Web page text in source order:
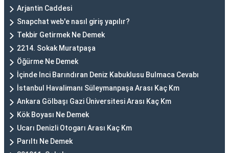
Arjantin Caddesi
Snapchat web'e nasıl giriş yapılır?
Tekbir Getirmek Ne Demek
2214. Sokak Muratpaşa
Öğürme Ne Demek
İçinde Inci Barındıran Deniz Kabuklusu Bulmaca Cevabı
İstanbul Havalimanı Süleymanpaşa Arası Kaç Km
Ankara Gölbaşı Gazi Üniversitesi Arası Kaç Km
Kök Boyası Ne Demek
Ucarı Denizli Otogarı Arası Kaç Km
Parıltı Ne Demek